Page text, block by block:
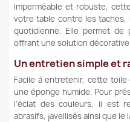
Imperméable et robuste,
votre table contre les taches,
quotidienne. Elle permet
offrant une solution
Un entretien simple et
Facile à entretenir, cette
une éponge humide. Pour
l’éclat des couleurs, il est
abrasifs, javellisés ainsi que le